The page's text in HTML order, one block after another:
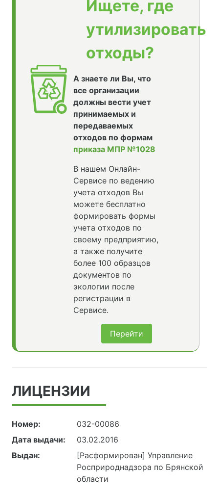
Ищете, где
утилизировать
отходы?
А знаете ли Вы, что
все организации
должны вести учет
принимаемых и
передаваемых
отходов по формам
приказа МПР №1028
В нашем Онлайн-
Сервисе по ведению
учета отходов Вы
можете бесплатно
формировать формы
учета отходов по
своему предприятию,
а также получите
более 100 образцов
документов по
экологии после
регистрации в
Сервисе.
Перейти
ЛИЦЕНЗИИ
Номер:
032-00086
Дата выдачи:
03.02.2016
Выдан:
[Расформирован] Управление
Росприроднадзора по Брянской
области